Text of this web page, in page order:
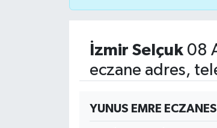
İzmir Selçuk08
eczane adres,
YUNUS EMRE ECZANESİ
KENT GÜNDEMİ
KÜLTÜR-SANAT